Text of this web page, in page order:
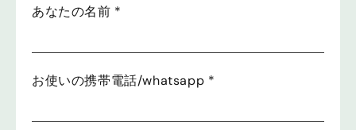
あなたの名前 *
お使いの携帯電話/whatsapp *